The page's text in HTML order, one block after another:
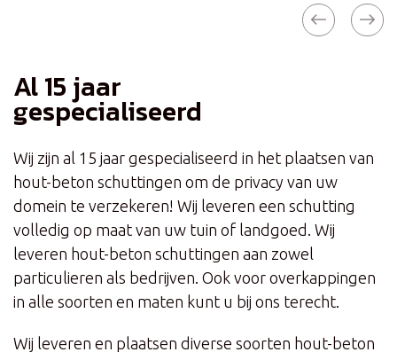
Al 15 jaar
gespecialiseerd
Wij zijn al 15 jaar gespecialiseerd in het plaatsen van
hout-beton schuttingen om de privacy van uw
domein te verzekeren! Wij leveren een schutting
volledig op maat van uw tuin of landgoed. Wij
leveren hout-beton schuttingen aan zowel
particulieren als bedrijven. Ook voor overkappingen
in alle soorten en maten kunt u bij ons terecht.
Wij leveren en plaatsen diverse soorten hout-beton